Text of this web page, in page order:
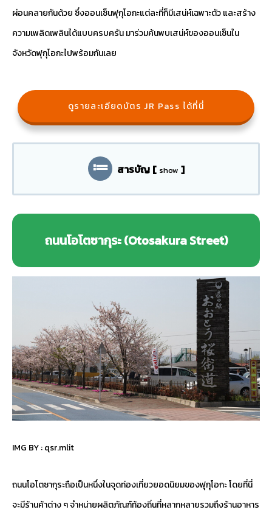
ผ่อนคลายกันด้วย ซึ่งออนเซ็นฟุกุโอกะแต่ละที่ก็มีเสน่ห์เฉพาะตัว และสร้าง
ความเพลิดเพลินได้แบบครบครัน มาร่วมค้นพบเสน่ห์ของออนเซ็นใน
จังหวัดฟุกุโอกะไปพร้อมกันเลย
ดูรายละเอียดบัตร JR Pass ได้ที่นี่
สารบัญ [ show ]
ถนนโอโตซากุระ (Otosakura Street)
IMG BY :qsr.mlit
ถนนโอโตซากุระถือเป็นหนึ่งในจุดท่องเที่ยวยอดนิยมของฟุกุโอกะ โดยที่นี่
จะมีร้านค้าต่าง ๆ จำหน่ายผลิตภัณฑ์ท้องถิ่นที่หลากหลายรวมถึงร้านอาหาร